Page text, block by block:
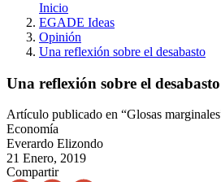
Inicio
EGADE Ideas
Opinión
Una reflexión sobre el desabasto
Una reflexión sobre el desabasto
Artículo publicado en “Glosas
Economía
Everardo Elizondo
21 Enero, 2019
Compartir